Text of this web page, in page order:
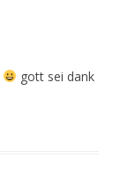
gott sei dank